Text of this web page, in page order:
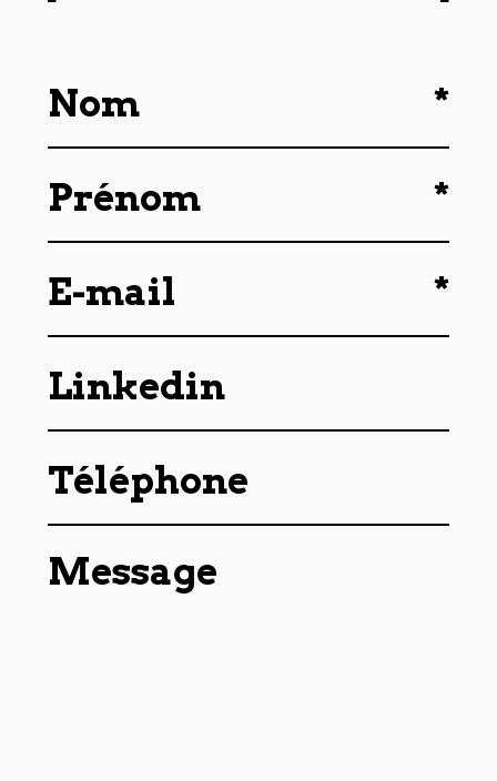
Nom *
*
Prénom
E-mail *
Linkedin
Téléphone
Message